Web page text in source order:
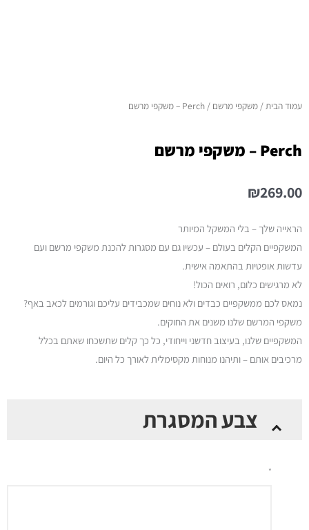
עמוד הבית/ משקפי מרשם / Perch – משקפי מרשם
Perch – משקפי מרשם
₪269.00
הראייה שלך – בלי המשקל המיותר
המשקפיים הקלים בעולם – עכשיו גם עם מסגרות להכנת משקפי מרשם ועם
עדשות אופטיות בהתאמה אישית.
לא מרגישים כלום, רואים הכול!
נמאס לכם ממשקפיים כבדים ולא נוחים שמכבידים עליכם וגורמים לכאב באף?
משקפי המרשם שלנו משנים את החוקים.
המשקפיים שלנו, בעיצוב חדשני וייחודי, כל כך קלים שתשכחו שאתם בכלל
מרכיבים אותם – ותיהנו מנוחות מקסימלית לאורך כל היום.
צבע המסגרת
*